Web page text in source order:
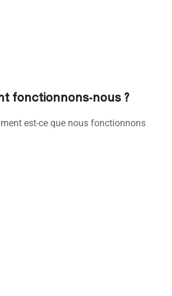
fonctionnons-nous ?
est-ce que nous fonctionnons